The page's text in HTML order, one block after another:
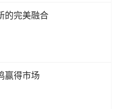
的完美融合
赢得市场